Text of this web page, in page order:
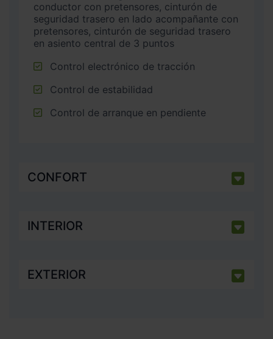
conductor con pretensores, cinturón de
seguridad trasero en lado acompañante con
pretensores, cinturón de seguridad trasero
en asiento central de 3 puntos
Control electrónico de tracción
Control de estabilidad
Control de arranque en pendiente
CONFORT
INTERIOR
EXTERIOR